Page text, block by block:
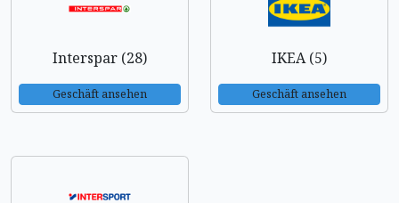
Interspar (28)
Geschäft ansehen
IKEA (5)
Geschäft ansehen